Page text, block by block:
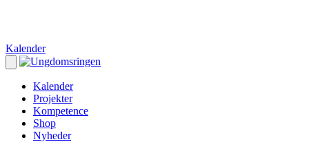
Kalender
Kalender
Projekter
Kompetence
Shop
Nyheder